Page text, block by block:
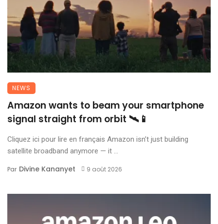
NEWS
Amazon wants to beam your smartphone
signal straight from orbit 🛰️📱
Cliquez ici pour lire en français Amazon isn’t just building
satellite broadband anymore — it ...
Par Divine Kananyet 9 août 2026